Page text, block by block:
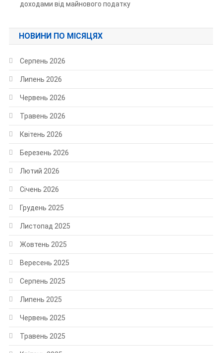
доходами від майнового податку
НОВИНИ ПО МІСЯЦЯХ
Серпень 2026
Липень 2026
Червень 2026
Травень 2026
Квітень 2026
Березень 2026
Лютий 2026
Січень 2026
Грудень 2025
Листопад 2025
Жовтень 2025
Вересень 2025
Серпень 2025
Липень 2025
Червень 2025
Травень 2025